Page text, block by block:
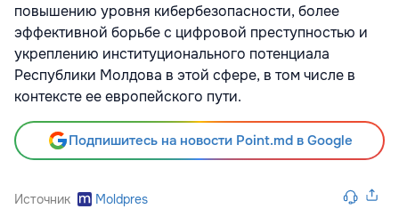
повышению уровня кибербезопасности, более
эффективной борьбе с цифровой преступностью и
укреплению институционального потенциала
Республики Молдова в этой сфере, в том числе в
контексте ее европейского пути.
Подпишитесь на новости Point.md в Google
Источник Moldpres